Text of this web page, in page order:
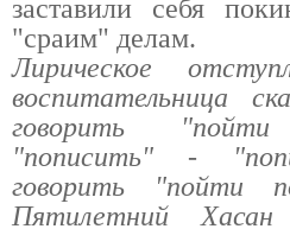
заставили себя
"сраим" делам.
Лирическое
воспитательница
говорить
"пописить" -
говорить "пойти
Пятилетний